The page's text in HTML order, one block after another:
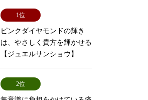
1位
ピンクダイヤモンドの輝き
は、やさしく貴方を輝かせる
【ジュエルサンショウ】
2位